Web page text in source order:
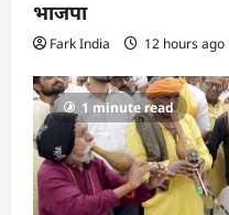
भाजपा
Fark India 12 hours ago
1 minute read